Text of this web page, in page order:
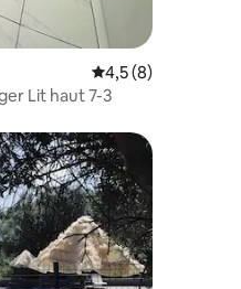
Évaluation
4,5 (8)
Dortoir mixte à partager Lit haut 7-3